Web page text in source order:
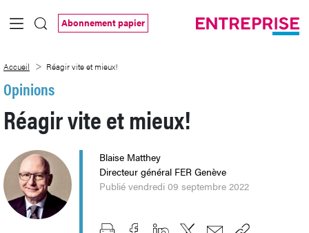
Saut au contenu principal
Abonnement papier
Accueil Réagir vite et mieux!
Opinions
Réagir vite et mieux!
Blaise Matthey
Directeur général FER Genève
Publié vendredi 09 septembre 2022